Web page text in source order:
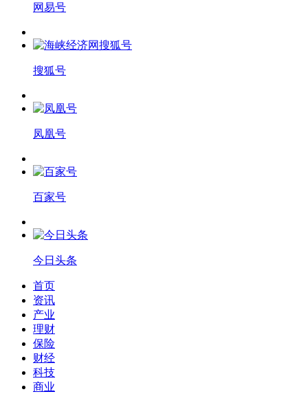
网易号
搜狐号
凤凰号
百家号
今日头条
首页
资讯
产业
理财
保险
财经
科技
商业